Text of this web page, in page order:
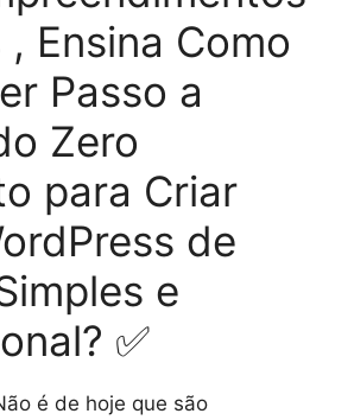
Ensina Como
Passo a
Zero
para Criar
de
e
✅
é de hoje que são